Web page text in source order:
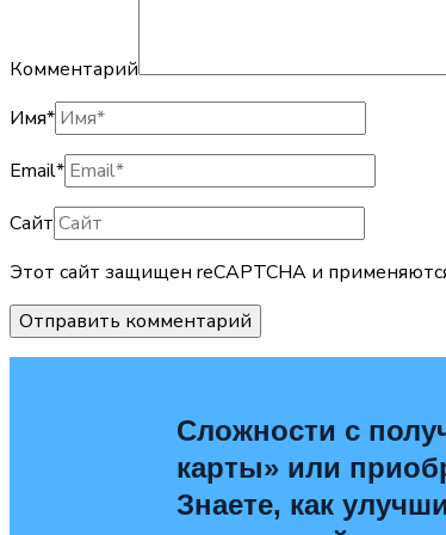
Комментарий
Имя*
Email*
Сайт
Этот сайт защищен reCAPTCHA и
Сложности с
карты» или
Знаете, как